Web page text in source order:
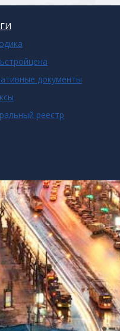
документы
реестр